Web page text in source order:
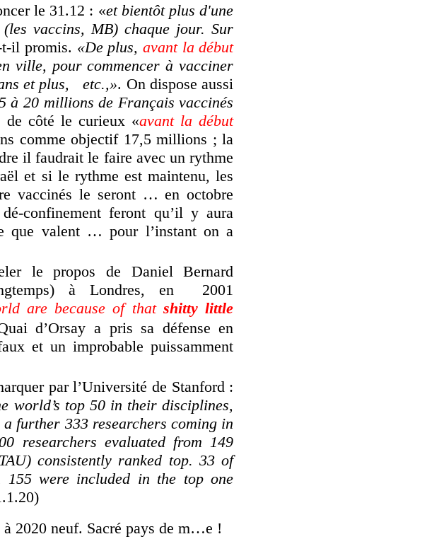
le 31.12 : «et bientôt plus d'une
vaccins, MB) chaque jour. Sur
il promis. «De plus, avant la début
ville, pour commencer à vacciner
et plus, etc.,». On dispose aussi
à 20 millions de Français vaccinés
de côté le curieux «avant la début
comme objectif 17,5 millions ; la
il faudrait le faire avec un rythme
et si le rythme est maintenu, les
vaccinés le seront … en octobre
confinement feront qu’il y aura
que valent … pour l’instant on a
le propos de Daniel Bernard
à Londres, en 2001
are because of thatshitty little
d’Orsay a pris sa défense en
et un improbable puissamment
par l’Université de Stanford :
world’s top 50 in their disciplines,
further 333 researchers coming in
researchers evaluated from 149
consistently ranked top. 33 of
were included in the top one
2020 neuf. Sacré pays de m…e !